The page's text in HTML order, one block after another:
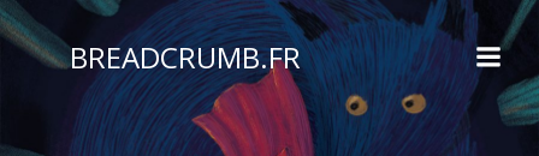
Aller
au
contenu
BREADCRUMB.FR